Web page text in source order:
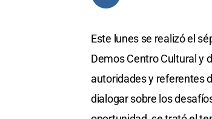
Este lunes se realizó el
Demos Centro Cultural y
autoridades y referentes
dialogar sobre los